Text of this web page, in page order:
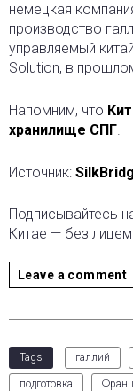
немецкая
производство
управляемый
Solution, в
Напомним, что
хранилище СПГ.
Источник:
Подписывайтесь
Китае — без
Leave a comment
Tags галлий
подготовка